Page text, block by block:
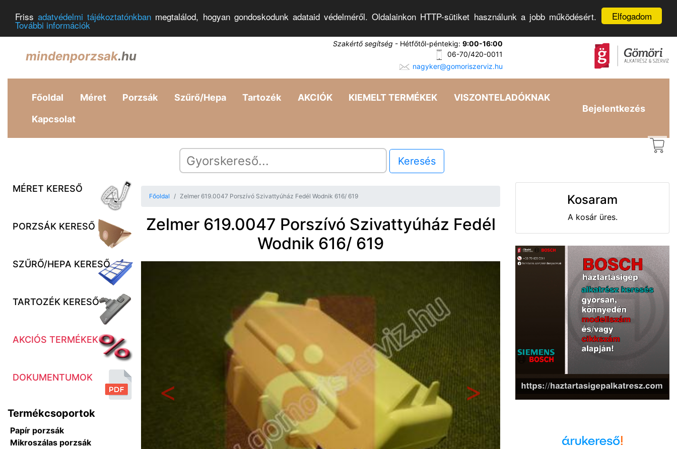
Elfogadom
Frissadatvédelmi tájékoztatónkban megtalálod, hogyan gondoskodunk adataid védelméről. Oldalainkon HTTP-sütiket használunk a jobb működésért.
További információk
mindenporzsak.hu
Szakértő segítség - Hétfőtől-péntekig: 9:00-16:00
06-70/420-0011
nagyker@gomoriszerviz.hu
Főoldal Méret Porzsák Szűrő/Hepa Tartozék AKCIÓK KIEMELT TERMÉKEK VISZONTELADÓKNAK
Kapcsolat
Bejelentkezés
Keresés
MÉRET KERESŐ
PORZSÁK KERESŐ
SZŰRŐ/HEPA KERESŐ
TARTOZÉK KERESŐ
AKCIÓS TERMÉKEK
DOKUMENTUMOK
Termékcsoportok
Papír porzsák
Mikroszálas porzsák
Főoldal Zelmer 619.0047 Porszívó Szivattyúház Fedél Wodnik 616/ 619
Zelmer 619.0047 Porszívó Szivattyúház Fedél
Wodnik 616/ 619
Előző
Kosaram
A kosár üres.